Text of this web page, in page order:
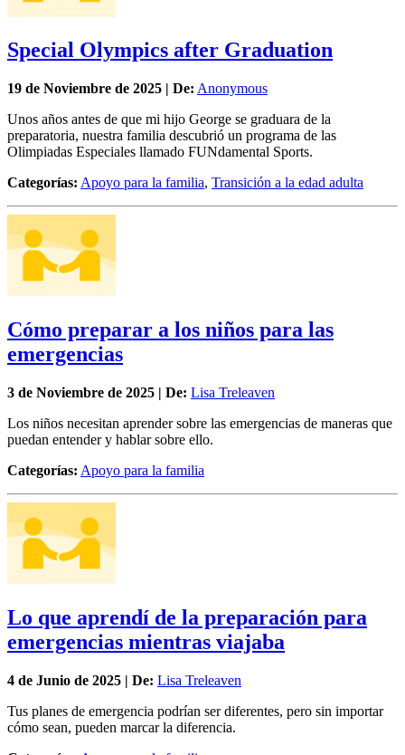
Special Olympics after Graduation
19 de Noviembre de 2025 | De: Anonymous
Unos años antes de que mi hijo George se graduara de la
preparatoria, nuestra familia descubrió un programa de las
Olimpiadas Especiales llamado FUNdamental Sports.
Categorías: Apoyo para la familia, Transición a la edad adulta
Cómo preparar a los niños para las
emergencias
3 de Noviembre de 2025 | De: Lisa Treleaven
Los niños necesitan aprender sobre las emergencias de maneras que
puedan entender y hablar sobre ello.
Categorías: Apoyo para la familia
Lo que aprendí de la preparación para
emergencias mientras viajaba
4 de Junio de 2025 | De: Lisa Treleaven
Tus planes de emergencia podrían ser diferentes, pero sin importar
cómo sean, pueden marcar la diferencia.